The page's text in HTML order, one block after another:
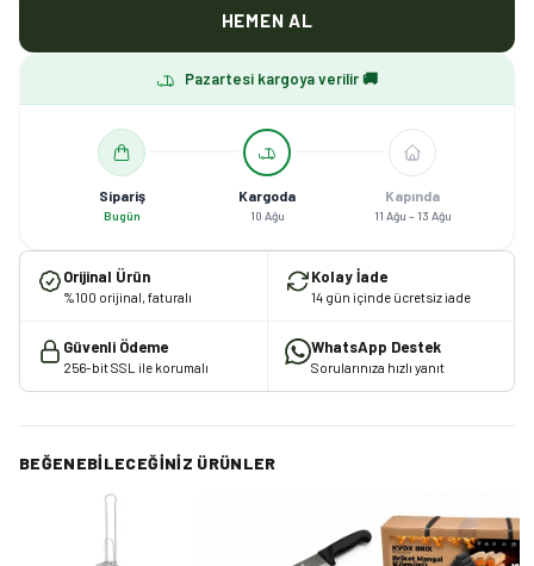
HEMEN AL
Pazartesi kargoya verilir 🚚
Sipariş
Bugün
Kargoda
10 Ağu
Kapında
11 Ağu – 13 Ağu
Orijinal Ürün
%100 orijinal, faturalı
Kolay İade
14 gün içinde ücretsiz iade
Güvenli Ödeme
256-bit SSL ile korumalı
WhatsApp Destek
Sorularınıza hızlı yanıt
BEĞENEBILECEĞINIZ ÜRÜNLER